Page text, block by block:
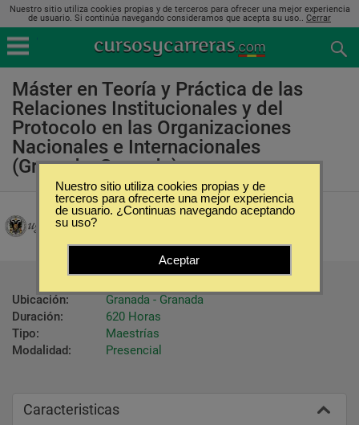
Nuestro sitio utiliza cookies propias y de terceros para ofrecer una mejor experiencia
de usuario. Si continúa navegando consideramos que acepta su uso.. Cerrar
Máster en Teoría y Práctica de las
Relaciones Institucionales y del
Protocolo en las Organizaciones
Nacionales e Internacionales
(Granada, Granada)
Universidad de Granada
Ubicación:
Granada - Granada
Duración:
620 Horas
Tipo:
Maestrías
Modalidad:
Presencial
Caracteristicas
Nuestro sitio utiliza cookies propias y de
terceros para ofrecerte una mejor experiencia
de usuario. ¿Continuas navegando aceptando
su uso?
Aceptar